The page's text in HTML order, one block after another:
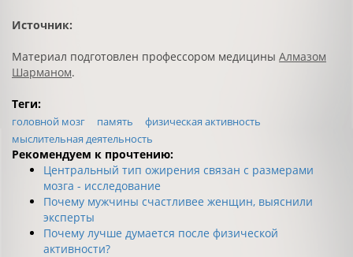
Источник:
Материал подготовлен профессором медицины Алмазом
Шарманом.
Теги:
головной мозг память
физическая активность
мыслительная деятельность
Рекомендуем к прочтению:
Центральный тип ожирения связан с размерами
мозга - исследование
Почему мужчины счастливее женщин, выяснили
эксперты
Почему лучше думается после физической
активности?